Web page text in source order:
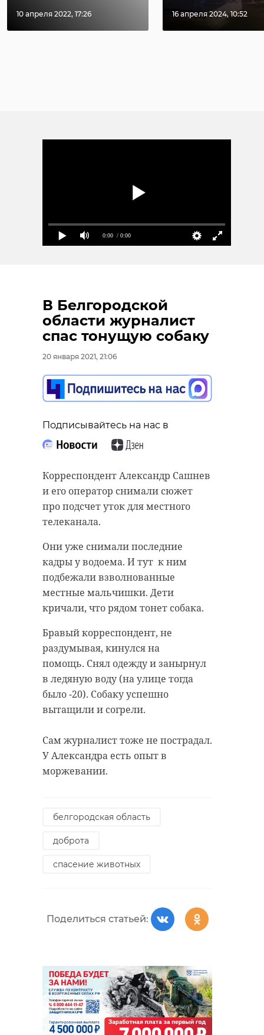
10 апреля 2022, 17:26 16 апреля 2024, 10:52
0:00 / 0:00
В Белгородской
области журналист
спас тонущую собаку
20 января 2021, 21:06
Подписывайтесь на нас в
Корреспондент Александр Сашнев
и его оператор снимали сюжет
про подсчет уток для местного
телеканала.
Они уже снимали последние
кадры у водоема. И тут к ним
подбежали взволнованные
местные мальчишки. Дети
кричали, что рядом тонет собака.
Бравый корреспондент, не
раздумывая, кинулся на
помощь. Снял одежду и занырнул
в ледяную воду (на улице тогда
было -20). Собаку успешно
вытащили и согрели.
Сам журналист тоже не пострадал.
У Александра есть опыт в
моржевании.
белгородская область
доброта
спасение животных
Поделиться статьей: